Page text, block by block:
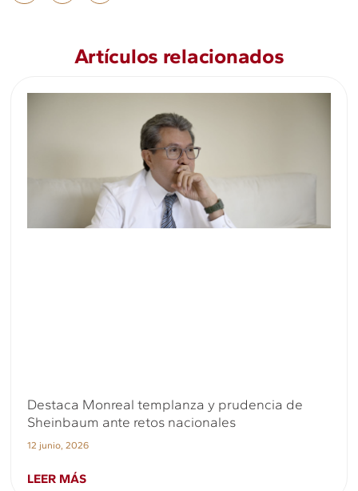
Artículos relacionados
Destaca Monreal templanza y prudencia de
Sheinbaum ante retos nacionales
12 junio, 2026
LEER MÁS